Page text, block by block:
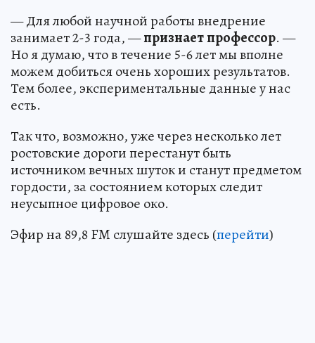
— Для любой научной работы внедрение
занимает 2-3 года, —признаетпрофессор. —
Но я думаю, что в течение 5-6 лет мы вполне
можем добиться очень хороших результатов.
Тем более, экспериментальные данные у нас
есть.
Так что, возможно, уже через несколько лет
ростовские дороги перестанут быть
источником вечных шуток и станут предметом
гордости, за состоянием которых следит
неусыпное цифровое око.
Эфир на 89,8 FM слушайте здесь (перейти)